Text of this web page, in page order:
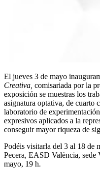
El jueves 3 de mayo
Creativa, comisariada por la
exposición se muestras los
asignatura optativa, de cuarto
laboratorio de
expresivos aplicados a la
conseguir mayor riqueza de
Podéis visitarla del 3 al 18 de
Pecera, EASD València, sede
mayo, 19 h.